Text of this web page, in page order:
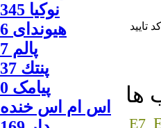
نوكيا 345
هیوندای 6
پالم 7
پنتك 37
پیامک 0
اس ام اس خنده
کد تایید
ها
E7